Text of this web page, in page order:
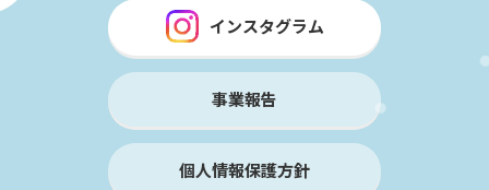
インスタグラム
事業報告
個人情報保護方針